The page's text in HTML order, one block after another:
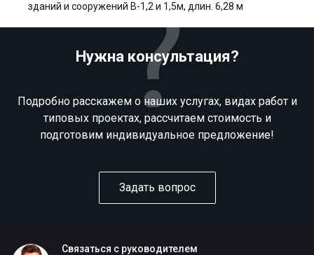
зданий и сооружений В-1,2 и 1,5м, длин. 6,28 м
Нужна консультация?
Подробно расскажем о наших услугах, видах работ и
типовых проектах, рассчитаем стоимость и
подготовим индивидуальное предложение!
Задать вопрос
Связаться с руководителем